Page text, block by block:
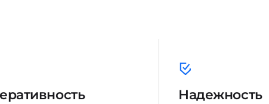
Надежность